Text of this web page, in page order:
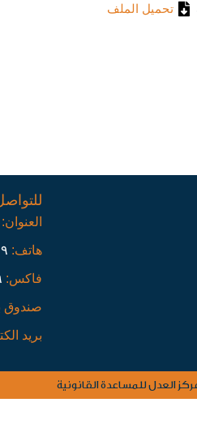
تحميل الملف
العنوان:
هاتف:
فاكس:
صندوق
بريد